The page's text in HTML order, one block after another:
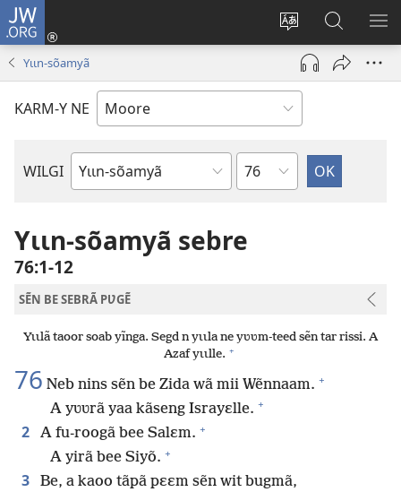
JW.ORG
Toeem-
buud-
gomdã
Pak-
(ouvre
une
Bao-
y
bũmb
Y
Yɩɩn-sõamyã
KARM-Y NE
WILGI
Livre
Bible
Sak
Yɩɩn-sõamyã sebre
76:1-12
SẼN BE SEBRÃ PƲGẼ
Yɩɩlã taoor soab yĩnga. Segd n yɩɩla ne yʋʋm-teed sẽn tar rissi. A
Azaf yɩɩlle. +
76 Neb nins sẽn be Zida wã mii Wẽnnaam. +
A yʋʋrã yaa kãseng Israyɛlle. +
2 A fu-roogã bee Salɛm. +
A yirã bee Siyõ. +
3
Be, a kaoo tãpã pɛɛm sẽn wit bugmã,